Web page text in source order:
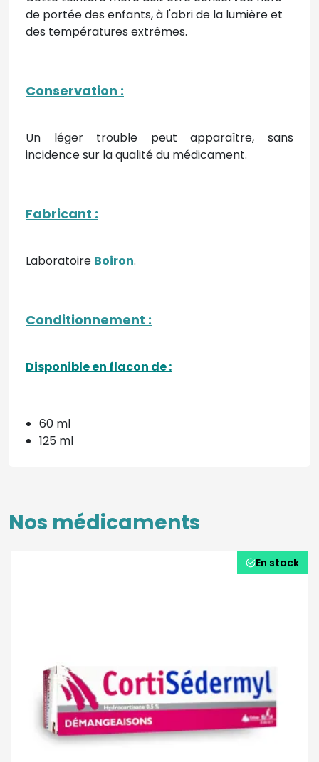
de portée des enfants, à l'abri de la lumière et
des températures extrêmes.
Conservation :
Un léger trouble peut apparaître, sans
incidence sur la qualité du médicament.
Fabricant :
Laboratoire Boiron.
Conditionnement :
Disponible en flacon de :
60 ml
125 ml
Nos médicaments
En stock